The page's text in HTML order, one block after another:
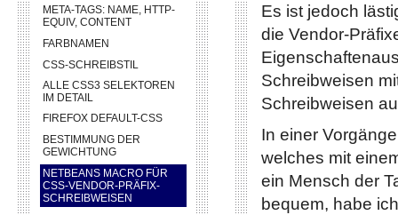
META-TAGS: NAME, HTTP-
EQUIV, CONTENT
FARBNAMEN
CSS-SCHREIBSTIL
ALLE CSS3 SELEKTOREN
IM DETAIL
FIREFOX DEFAULT-CSS
BESTIMMUNG DER
GEWICHTUNG
NETBEANS MACRO FÜR
CSS-VENDOR-PRÄFIX-
SCHREIBWEISEN
Es ist jedoch
die Vendor-
Schreibweisen
Schreibweisen
In einer
welches mit
ein Mensch der
bequem, habe